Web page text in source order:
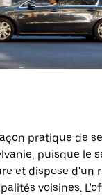
pratique de
puisque le
et dispose d'un
voisines.